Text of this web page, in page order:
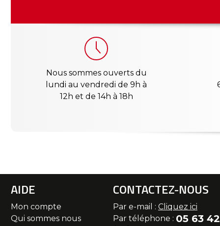
Nous sommes ouverts du
lundi au vendredi de 9h à
12h et de 14h à 18h
AIDE
Mon compte
Qui sommes nous
CONTACTEZ-NOUS
Par e-mail : Cliquez ici
Par téléphone : 05 63